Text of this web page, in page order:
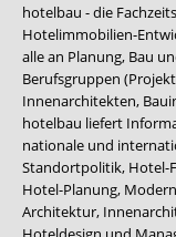
hotelbau - die
Hotelimmobilien-
alle an Planung, Bau
Berufsgruppen
Innenarchitekten,
hotelbau liefert
nationale und
Standortpolitik, Hotel-
Hotel-Planung,
Architektur,